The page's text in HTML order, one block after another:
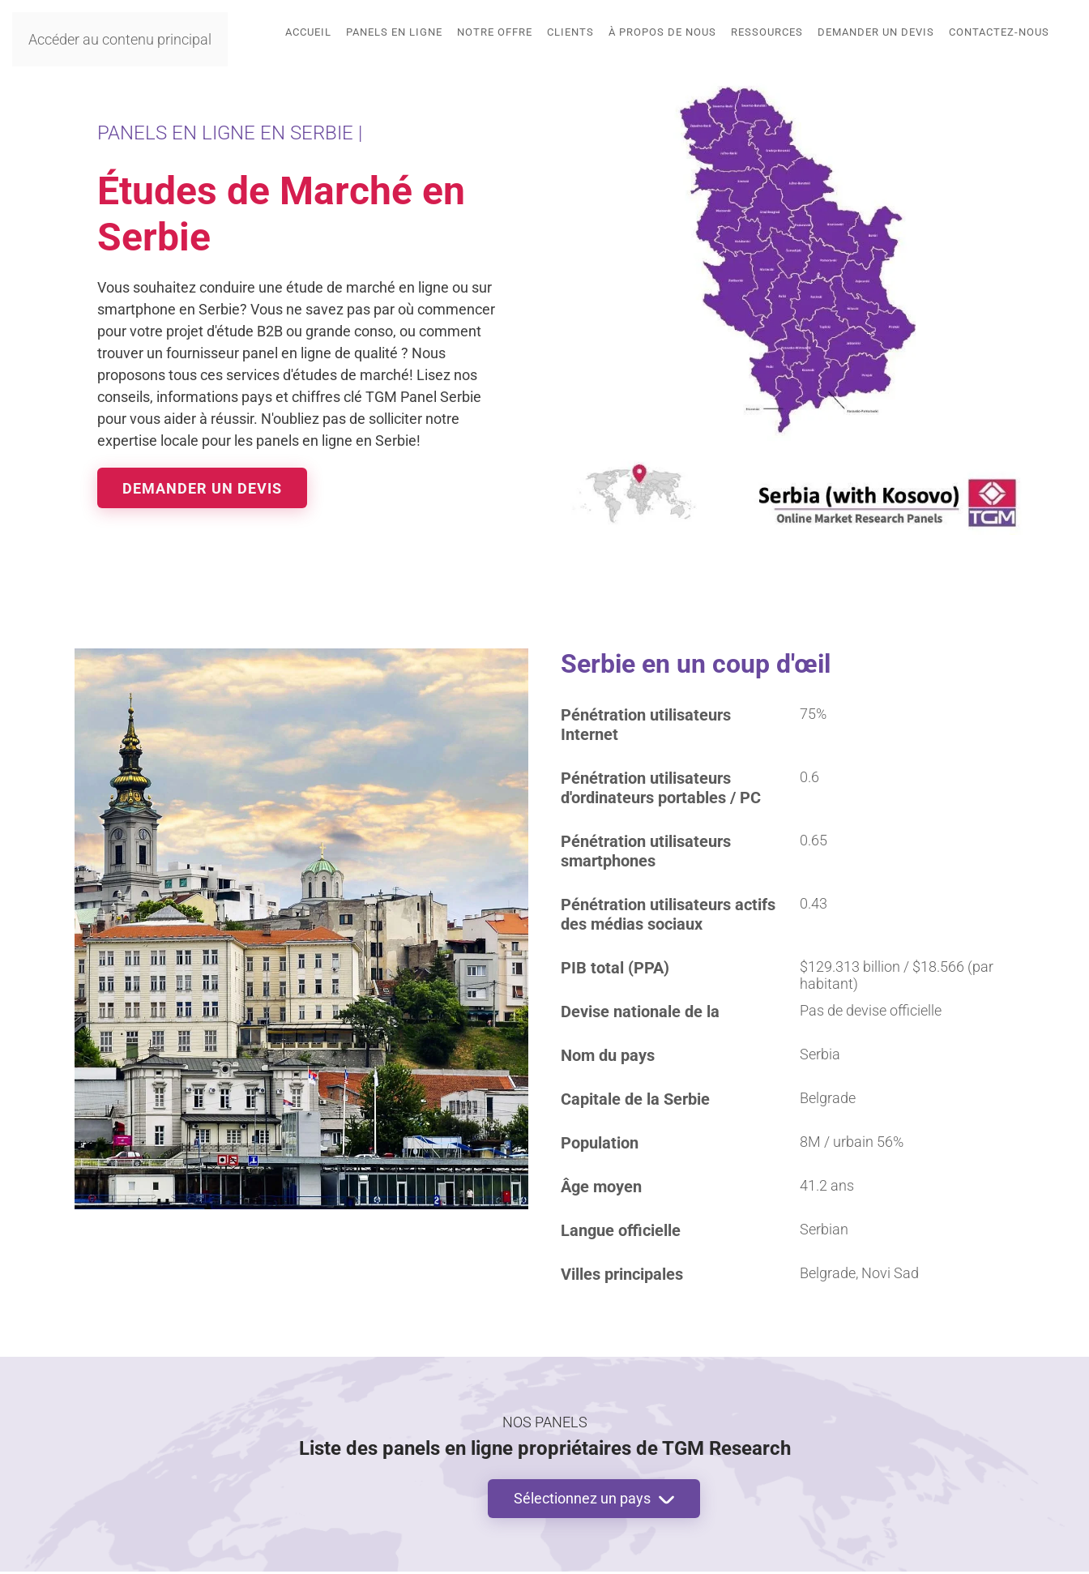
Accéder au contenu principal ACCUEIL PANELS EN LIGNE NOTRE OFFRE CLIENTS À PROPOS DE NOUS RESSOURCES DEMANDER UN DEVIS CONTACTEZ-NOUS
PANELS EN LIGNE EN SERBIE |
Études de Marché en
Serbie
Vous souhaitez conduire une étude de marché en ligne ou sur
smartphone en Serbie? Vous ne savez pas par où commencer
pour votre projet d'étude B2B ou grande conso, ou comment
trouver un fournisseur panel en ligne de qualité ? Nous
proposons tous ces services d'études de marché! Lisez nos
conseils, informations pays et chiffres clé TGM Panel Serbie
pour vous aider à réussir. N'oubliez pas de solliciter notre
expertise locale pour les panels en ligne en Serbie!
DEMANDER UN DEVIS
Serbie en un coup d'œil
Pénétration utilisateurs
Internet
75%
Pénétration utilisateurs
d'ordinateurs portables / PC
0.6
Pénétration utilisateurs
smartphones
0.65
Pénétration utilisateurs actifs
des médias sociaux
0.43
PIB total (PPA)
$129.313 billion / $18.566 (par
habitant)
Devise nationale de la Pas de devise officielle
Nom du pays Serbia
Capitale de la Serbie Belgrade
Population 8M / urbain 56%
Âge moyen 41.2 ans
Langue officielle Serbian
Villes principales Belgrade, Novi Sad
NOS PANELS
Liste des panels en ligne propriétaires de TGM Research
Sélectionnez un pays